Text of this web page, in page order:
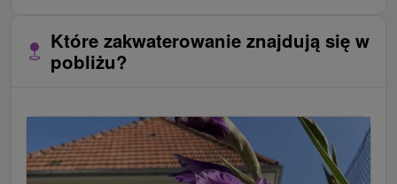
Które zakwaterowanie znajdują się w
pobliżu?